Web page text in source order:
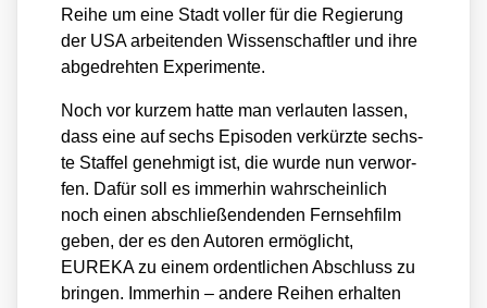
Rei­he um eine Stadt vol­ler für die Regie­rung
der USA arbei­ten­den Wis­sen­schaft­ler und ihre
abge­dreh­ten Expe­ri­men­te.
Noch vor kur­zem hat­te man ver­lau­ten las­sen,
dass eine auf sechs Epi­so­den ver­kürz­te sechs­
te Staf­fel geneh­migt ist, die wur­de nun ver­wor­
fen. Dafür soll es immer­hin wahr­schein­lich
noch einen abschlie­ßen­den­den Fern­seh­film
geben, der es den Autoren ermög­licht,
EUREKA zu einem ordent­li­chen Abschluss zu
brin­gen. Immer­hin – ande­re Rei­hen erhal­ten